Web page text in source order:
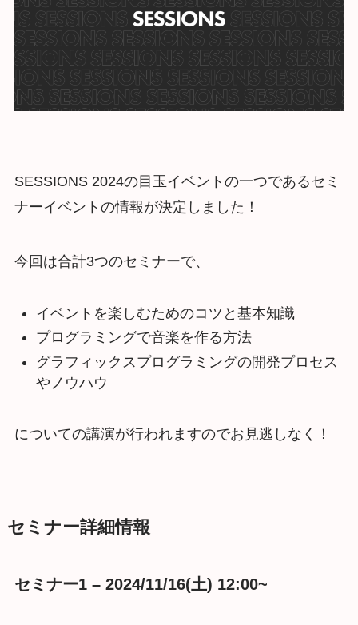
SESSIONS 2024の目玉イベントの一つであるセミ
ナーイベントの情報が決定しました！
今回は合計3つのセミナーで、
イベントを楽しむためのコツと基本知識
プログラミングで音楽を作る方法
グラフィックスプログラミングの開発プロセス
やノウハウ
についての講演が行われますのでお見逃しなく！
セミナー詳細情報
セミナー1 – 2024/11/16(土) 12:00~